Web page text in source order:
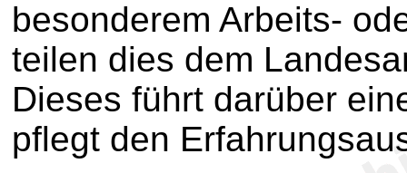
besonderem Arbeits-
teilen dies dem
Dieses führt darüber
pflegt den